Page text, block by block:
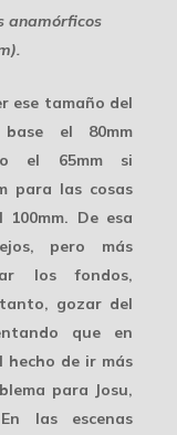
anamórficos
ese tamaño del
el 80mm
el 65mm si
para las cosas
100mm. De esa
pero más
los fondos,
gozar del
que en
hecho de ir más
para Josu,
las escenas